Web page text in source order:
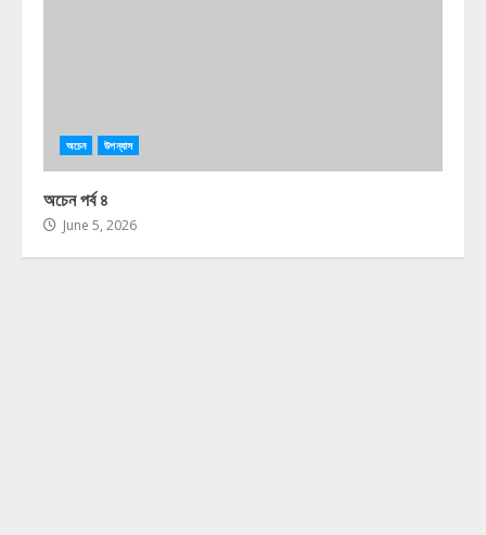
অচেন উপন্যাস
অচেন পর্ব ৪
June 5, 2026